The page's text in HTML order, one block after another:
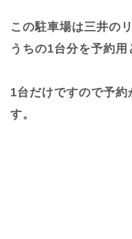
この駐車場は三井の
うちの1台分を予約用
1台だけですので予約
す。